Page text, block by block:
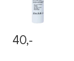
40,-